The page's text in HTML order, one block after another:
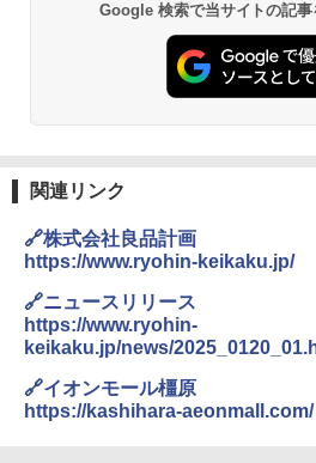
Google 検索で当サイトの記
関連リンク
🔗株式会社良品計画
https://www.ryohin-keikaku.jp/
🔗ニュースリリース
https://www.ryohin-
keikaku.jp/news/
🔗イオンモール橿原
https://kashihara-aeonmall.com/